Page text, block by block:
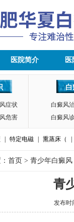
医院简介 医
症状
危害
白
白癜风
白癜风
特定电磁 熏蒸床（
首页 > 青少年白癜风
青
发布时